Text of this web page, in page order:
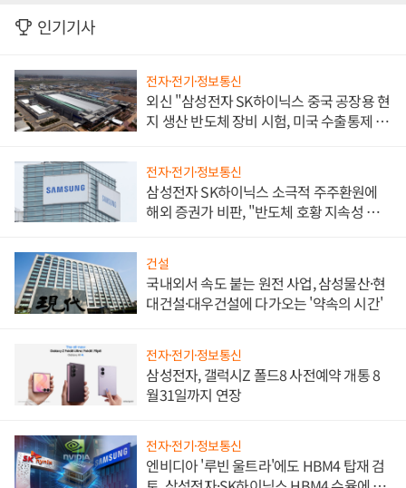
인기기사
전자·전기·정보통신
외신 "삼성전자 SK하이닉스 중국 공장용 현
지 생산 반도체 장비 시험, 미국 수출통제 대
전자·전기·정보통신
삼성전자 SK하이닉스 소극적 주주환원에
해외 증권가 비판, "반도체 호황 지속성 의
건설
국내외서 속도 붙는 원전 사업, 삼성물산·현
대건설·대우건설에 다가오는 '약속의 시간'
전자·전기·정보통신
삼성전자, 갤럭시Z 폴드8 사전예약 개통 8
월31일까지 연장
전자·전기·정보통신
엔비디아 '루빈 울트라'에도 HBM4 탑재 검